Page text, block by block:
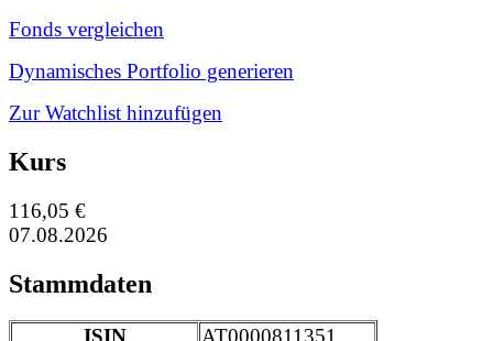
Fonds vergleichen
Dynamisches Portfolio generieren
Zur Watchlist hinzufügen
Kurs
116,05 €
07.08.2026
Stammdaten